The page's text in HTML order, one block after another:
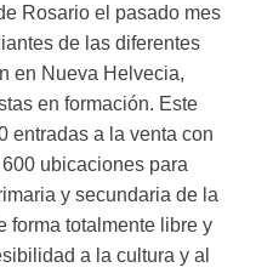
Rosario el pasado mes
de las diferentes
en Nueva Helvecia,
en formación. Este
entradas a la venta con
ubicaciones para
y secundaria de la
forma totalmente libre y
a la cultura y al